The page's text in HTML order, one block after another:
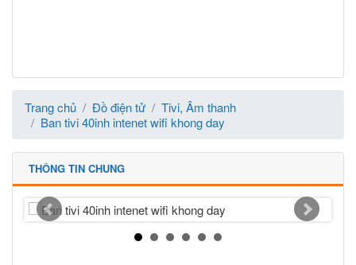
Trang chủ Đồ điện tử
Tivi, Âm thanh
Ban tivi 40inh intenet wifi khong day
THÔNG TIN CHUNG